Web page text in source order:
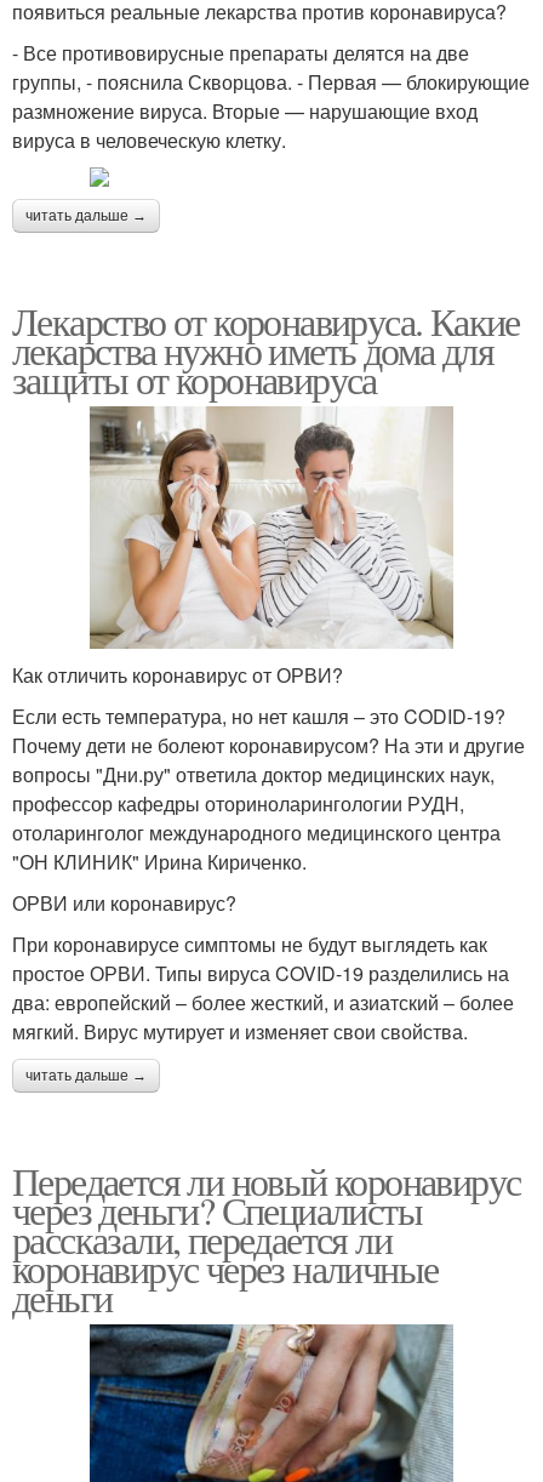
появиться реальные лекарства против коронавируса?
- Все противовирусные препараты делятся на две
группы, - пояснила Скворцова. - Первая — блокирующие
размножение вируса. Вторые — нарушающие вход
вируса в человеческую клетку.
читать дальше →
Лекарство от коронавируса. Какие
лекарства нужно иметь дома для
защиты от коронавируса
Как отличить коронавирус от ОРВИ?
Если есть температура, но нет кашля – это CODID-19?
Почему дети не болеют коронавирусом? На эти и другие
вопросы "Дни.ру" ответила доктор медицинских наук,
профессор кафедры оториноларингологии РУДН,
отоларинголог международного медицинского центра
"ОН КЛИНИК" Ирина Кириченко.
ОРВИ или коронавирус?
При коронавирусе симптомы не будут выглядеть как
простое ОРВИ. Типы вируса COVID-19 разделились на
два: европейский – более жесткий, и азиатский – более
мягкий. Вирус мутирует и изменяет свои свойства.
читать дальше →
Передается ли новый коронавирус
через деньги? Специалисты
рассказали, передается ли
коронавирус через наличные
деньги